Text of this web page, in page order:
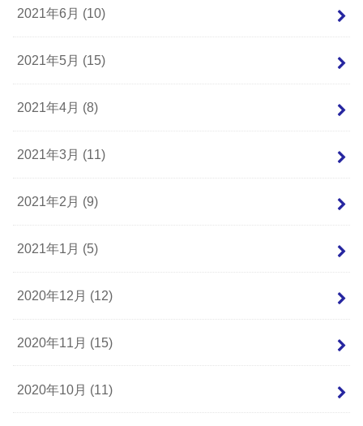
2021年6月 (10)
2021年5月 (15)
2021年4月 (8)
2021年3月 (11)
2021年2月 (9)
2021年1月 (5)
2020年12月 (12)
2020年11月 (15)
2020年10月 (11)